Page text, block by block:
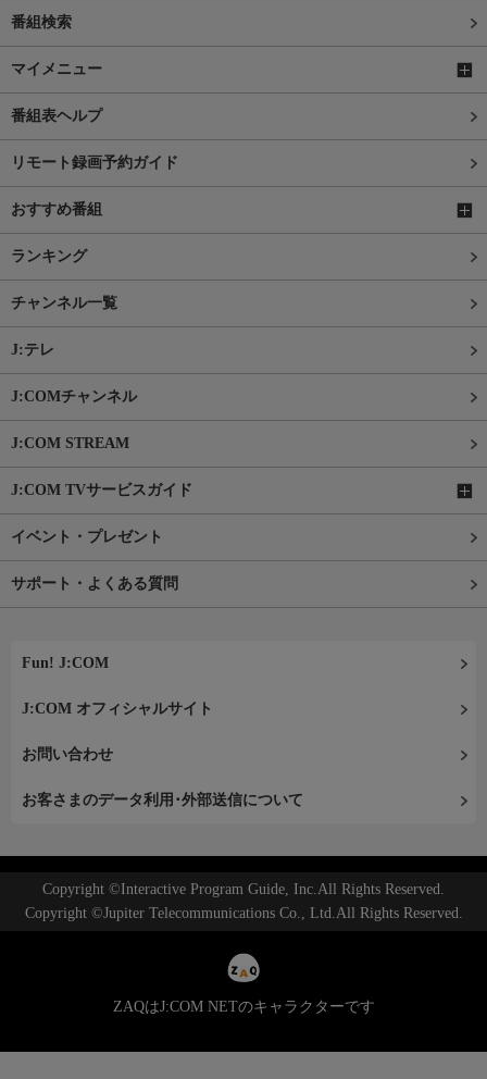
番組検索
マイメニュー
番組表ヘルプ
リモート録画予約ガイド
おすすめ番組
ランキング
チャンネル一覧
J:テレ
J:COMチャンネル
J:COM STREAM
J:COM TVサービスガイド
イベント・プレゼント
サポート・よくある質問
Fun! J:COM
J:COM オフィシャルサイト
お問い合わせ
お客さまのデータ利用･外部送信について
Copyright ©Interactive Program Guide, Inc.All Rights Reserved.
Copyright ©Jupiter Telecommunications Co., Ltd.All Rights Reserved.
ZAQはJ:COM NETのキャラクターです